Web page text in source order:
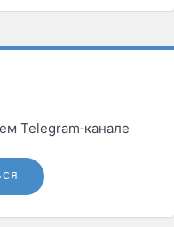
Telegram‑канале